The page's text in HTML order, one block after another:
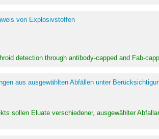
von Explosivstoffen
detection through antibody-capped and Fab-
aus ausgewählten Abfällen unter
sollen Eluate verschiedener, ausgewählter